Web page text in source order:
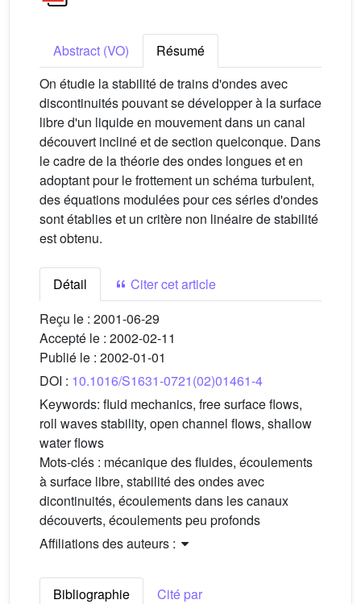
Abstract (VO)
Résumé
On étudie la stabilité de trains d'ondes avec
discontinuités pouvant se développer à la surface
libre d'un liquide en mouvement dans un canal
découvert incliné et de section quelconque. Dans
le cadre de la théorie des ondes longues et en
adoptant pour le frottement un schéma turbulent,
des équations modulées pour ces séries d'ondes
sont établies et un critère non linéaire de stabilité
est obtenu.
Détail
Citer cet article
Reçu le : 2001-06-29
Accepté le : 2002-02-11
Publié le : 2002-01-01
DOI : 10.1016/S1631-0721(02)01461-4
Keywords: fluid mechanics, free surface flows,
roll waves stability, open channel flows, shallow
water flows
Mots-clés : mécanique des fluides, écoulements
à surface libre, stabilité des ondes avec
dicontinuités, écoulements dans les canaux
découverts, écoulements peu profonds
Affiliations des auteurs :
Bibliographie
Cité par